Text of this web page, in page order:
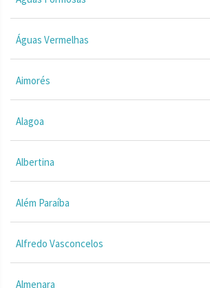
Águas Vermelhas
Aimorés
Alagoa
Albertina
Além Paraíba
Alfredo Vasconcelos
Almenara